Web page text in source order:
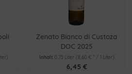
Zenato Bianco di Custoza
DOC 2025
Inhalt 0.75 Liter (8,60 € * / 1 Liter)
6,45 €